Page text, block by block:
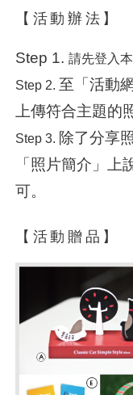
【活動辦法】
Step 1.請先登入
Step 2. 至「活動
上傳符合主題的
Step 3. 除了分享
「照片簡介」上
可。
【活動贈品】